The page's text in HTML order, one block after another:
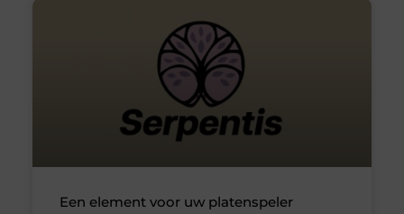
Een element voor uw platenspeler